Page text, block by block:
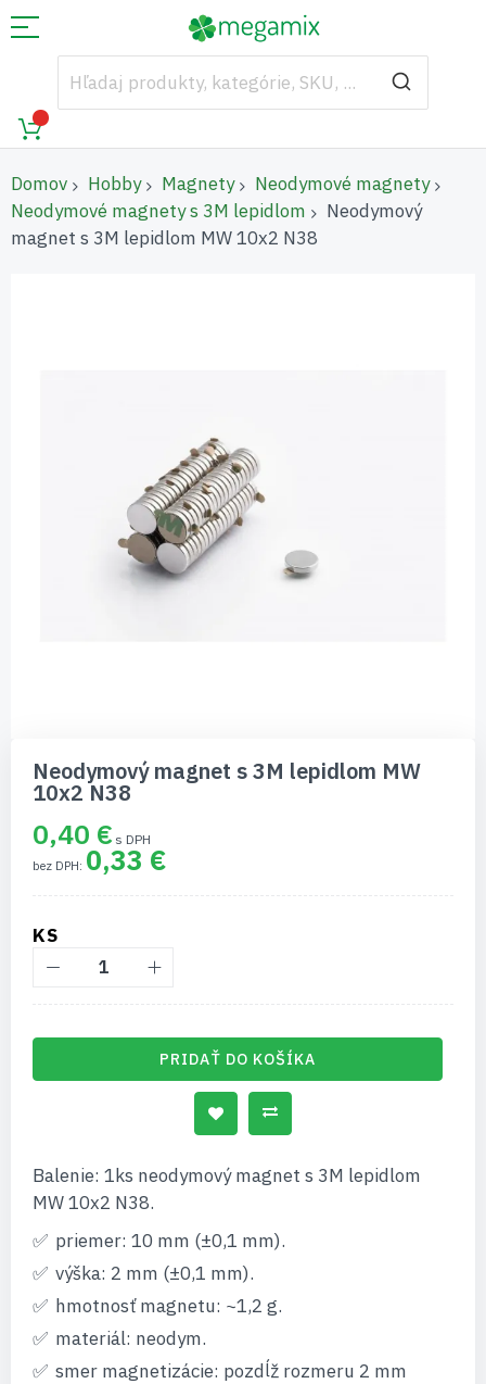
Domov Hobby Magnety
Neodymové magnety
Neodymové magnety s 3M lepidlom
Neodymový
magnet s 3M lepidlom MW 10x2 N38
začiatok
galérie
Neodymový magnet s 3M lepidlom MW
10x2 N38
0,40 €
0,33 €
KS
PRIDAŤ DO KOŠÍKA
Balenie: 1ks neodymový magnet s 3M lepidlom
MW 10x2 N38.
priemer: 10 mm (±0,1 mm).
výška: 2 mm (±0,1 mm).
hmotnosť magnetu: ~1,2 g.
materiál: neodym.
smer magnetizácie: pozdĺž rozmeru 2 mm